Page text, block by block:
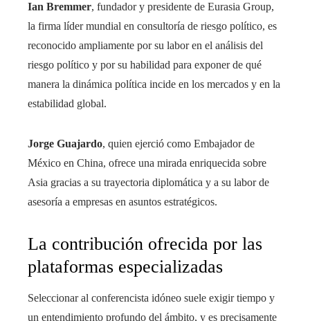
Ian Bremmer, fundador y presidente de Eurasia Group,
la firma líder mundial en consultoría de riesgo político, es
reconocido ampliamente por su labor en el análisis del
riesgo político y por su habilidad para exponer de qué
manera la dinámica política incide en los mercados y en la
estabilidad global.
Jorge Guajardo, quien ejerció como Embajador de
México en China, ofrece una mirada enriquecida sobre
Asia gracias a su trayectoria diplomática y a su labor de
asesoría a empresas en asuntos estratégicos.
La contribución ofrecida por las
plataformas especializadas
Seleccionar al conferencista idóneo suele exigir tiempo y
un entendimiento profundo del ámbito, y es precisamente